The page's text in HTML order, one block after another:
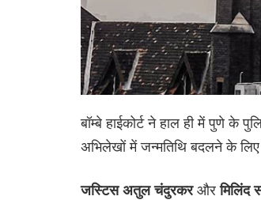
बॉम्बे हाईकोर्ट ने हाल ही में पुणे के
अभिलेखों में जन्मतिथि बदलने के लिए
जस्टिस अतुल चंदुरकरऔरमिलिंद